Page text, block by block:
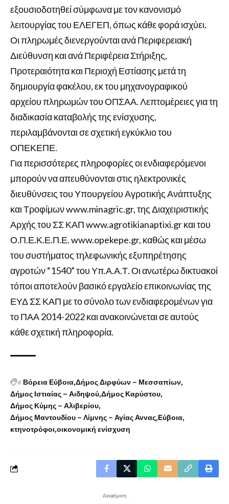
εξουσιοδοτηθεί σύμφωνα με τον κανονισμό
λειτουργίας του ΕΛΕΓΕΠ, όπως κάθε φορά ισχύει.
Οι πληρωμές διενεργούνται ανά Περιφερειακή
Διεύθυνση και ανά Περιφέρεια Στήριξης,
Προτεραιότητα και Περιοχή Εστίασης μετά τη
δημιουργία φακέλου, εκ του μηχανογραφικού
αρχείου πληρωμών του ΟΠΣΑΑ. Λεπτομέρειες για τη
διαδικασία καταβολής της ενίσχυσης,
περιλαμβάνονται σε σχετική εγκύκλιο του
ΟΠΕΚΕΠΕ.
Για περισσότερες πληροφορίες οι ενδιαφερόμενοι
μπορούν να απευθύνονται στις ηλεκτρονικές
διευθύνσεις του Υπουργείου Αγροτικής Ανάπτυξης
και Τροφίμων www.minagric.gr, της Διαχειριστικής
Αρχής του ΣΣ ΚΑΠ www.agrotikianaptixi.gr και του
Ο.Π.Ε.Κ.Ε.Π.Ε. www.opekepe.gr, καθώς και μέσω
του συστήματος τηλεφωνικής εξυπηρέτησης
αγροτών “1540” του Υπ.Α.Α.Τ. Οι ανωτέρω δικτυακοί
τόποι αποτελούν βασικό εργαλείο επικοινωνίας της
ΕΥΔ ΣΣ ΚΑΠ με το σύνολο των ενδιαφερομένων για
το ΠΑΑ 2014-2022 και ανακοινώνεται σε αυτούς
κάθε σχετική πληροφορία.
# Βόρεια Εύβοια Δήμος Διρφύων – Μεσσαπίων
Δήμος Ιστιαίας – Αιδηψού Δήμος Καρύστου
Δήμος Κύμης – Αλιβερίου
Δήμος Μαντουδίου – Λίμνης – Αγίας Αννας Εύβοια
κτηνοτρόφοι οικονομική ενίσχυση
- Διαφήμιση -